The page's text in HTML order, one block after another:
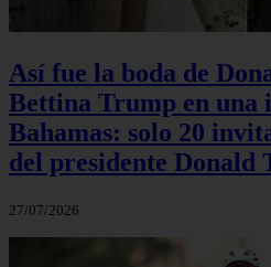
Así fue la boda de
Bettina Trump en una
Bahamas: solo 20
del presidente Donald
27/07/2026